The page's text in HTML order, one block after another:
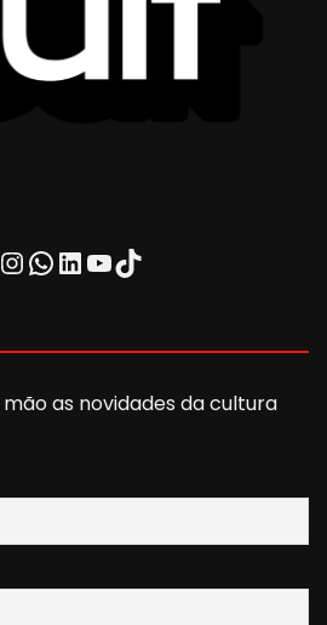
Instagram
WhatsApp
LinkedIn
Youtube
TikTok
as novidades da cultura